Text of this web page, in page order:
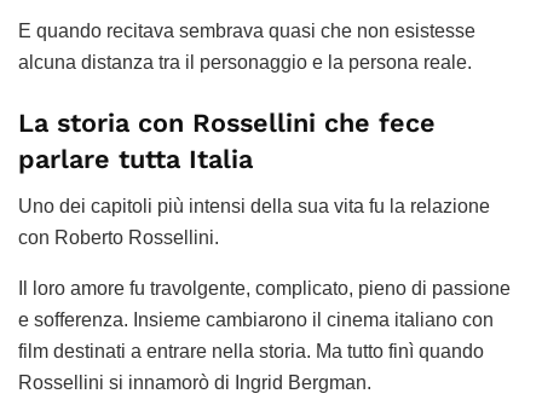
E quando recitava sembrava quasi che non esistesse
alcuna distanza tra il personaggio e la persona reale.
La storia con Rossellini che fece
parlare tutta Italia
Uno dei capitoli più intensi della sua vita fu la relazione
con Roberto Rossellini.
Il loro amore fu travolgente, complicato, pieno di passione
e sofferenza. Insieme cambiarono il cinema italiano con
film destinati a entrare nella storia. Ma tutto finì quando
Rossellini si innamorò di Ingrid Bergman.